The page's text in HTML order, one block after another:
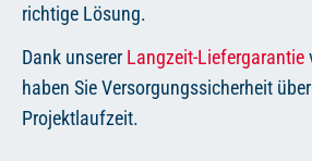
richtige Lösung.
Dank unserer Langzeit-Liefergarantie
haben Sie Versorgungssicherheit
Projektlaufzeit.